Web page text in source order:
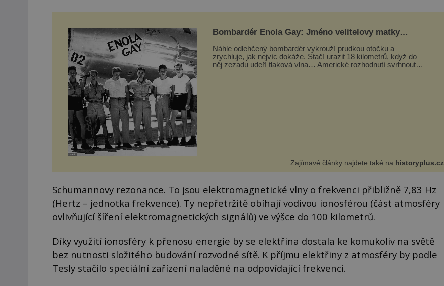
Bombardér Enola Gay: Jméno velitelovy matky
Náhle odlehčený bombardér vykrouží prudkou otočku a
zrychluje, jak nejvíc dokáže. Stačí urazit 18 kilometrů, když do
něj zezadu udeří tlaková vlna… Americké rozhodnutí svrhnout
Zajímavé články najdete také na historyplus.cz
Schumannovy rezonance. To jsou elektromagnetické vlny o frekvenci přibližně 7,83 Hz
(Hertz – jednotka frekvence). Ty nepřetržitě obíhají vodivou ionosférou (část atmosféry
ovlivňující šíření elektromagnetických signálů) ve výšce do 100 kilometrů.
Díky využití ionosféry k přenosu energie by se elektřina dostala ke komukoliv na světě
bez nutnosti složitého budování rozvodné sítě. K příjmu elektřiny z atmosféry by podle
Tesly stačilo speciální zařízení naladěné na odpovídající frekvenci.